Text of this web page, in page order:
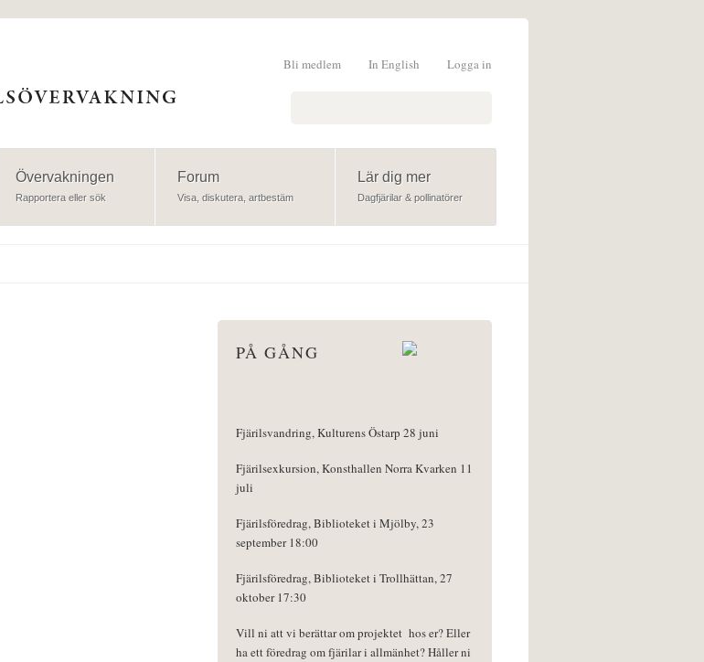
Logga in
In English
Bli medlem
Övervakningen
Rapportera eller sök
Forum
Visa, diskutera, artbestäm
Lär dig mer
Dagfjärilar & pollinatörer
PÅ GÅNG
Fjärilsvandring, Kulturens Östarp 28 juni
Fjärilsexkursion, Konsthallen Norra Kvarken 11
juli
Fjärilsföredrag, Biblioteket i Mjölby, 23
september 18:00
Fjärilsföredrag, Biblioteket i Trollhättan, 27
oktober 17:30
Vill ni att vi berättar om projektet hos er? Eller
ha ett föredrag om fjärilar i allmänhet? Håller ni